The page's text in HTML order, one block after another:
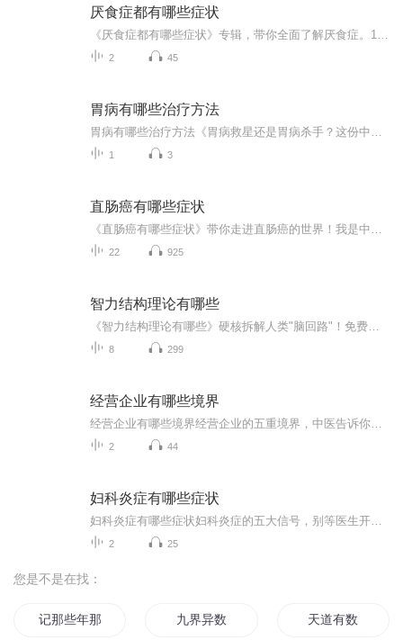
厌食症都有哪些症状
2 45
胃病有哪些治疗方法
1 3
直肠癌有哪些症状
22 925
智力结构理论有哪些
8 299
经营企业有哪些境界
2 44
妇科炎症有哪些症状
2 25
您是不是在找：
记那些年那些事 九界异数 天道有数